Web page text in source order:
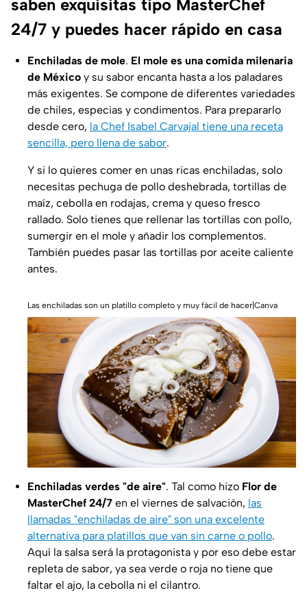
saben exquisitas tipo MasterChef
24/7 y puedes hacer rápido en casa
Enchiladas de mole. El mole es una comida milenaria
de México y su sabor encanta hasta a los paladares
más exigentes. Se compone de diferentes variedades
de chiles, especias y condimentos. Para prepararlo
desde cero, la Chef Isabel Carvajal tiene una receta
sencilla, pero llena de sabor.
Y si lo quieres comer en unas ricas enchiladas, solo
necesitas pechuga de pollo deshebrada, tortillas de
maíz, cebolla en rodajas, crema y queso fresco
rallado. Solo tienes que rellenar las tortillas con pollo,
sumergir en el mole y añadir los complementos.
También puedes pasar las tortillas por aceite caliente
antes.
Las enchiladas son un platillo completo y muy fácil de hacer|Canva
Enchiladas verdes "de aire". Tal como hizo Flor de
MasterChef 24/7 en el viernes de salvación, las
llamadas "enchiladas de aire" son una excelente
alternativa para platillos que van sin carne o pollo.
Aquí la salsa será la protagonista y por eso debe estar
repleta de sabor, ya sea verde o roja no tiene que
faltar el ajo, la cebolla ni el cilantro.